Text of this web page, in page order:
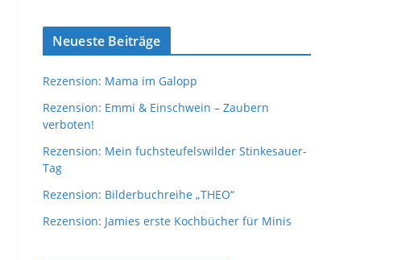
Neueste Beiträge
Rezension: Mama im Galopp
Rezension: Emmi & Einschwein – Zaubern
verboten!
Rezension: Mein fuchsteufelswilder Stinkesauer-
Tag
Rezension: Bilderbuchreihe „THEO“
Rezension: Jamies erste Kochbücher für Minis